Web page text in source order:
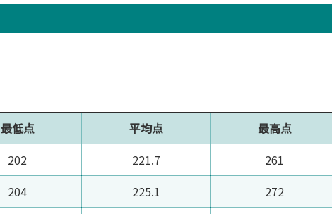
最低点 平均点
最高点
202 221.7
261
204 225.1
272